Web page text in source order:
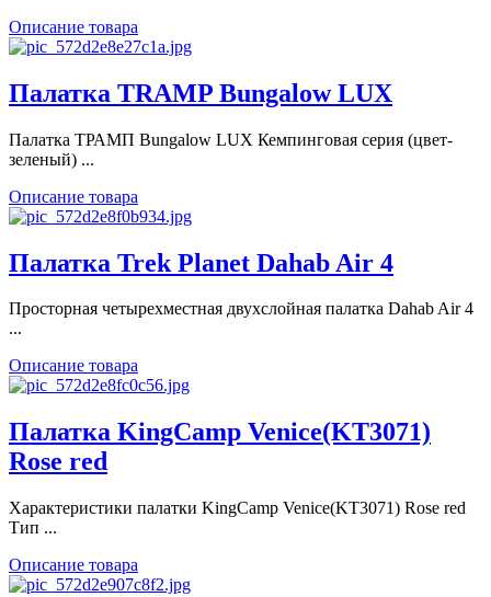
Описание товара
Палатка TRAMP Bungalow LUX
Палатка ТРАМП Bungalow LUX Кемпинговая серия (цвет-
зеленый) ...
Описание товара
Палатка Trek Planet Dahab Air 4
Просторная четырехместная двухслойная палатка Dahab Air 4
...
Описание товара
Палатка KingCamp Venice(KT3071)
Rose red
Характеристики палатки KingCamp Venice(KT3071) Rose red
Тип ...
Описание товара